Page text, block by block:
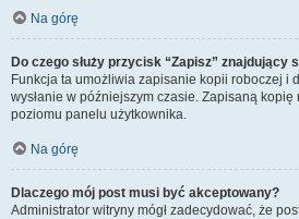
Na górę
Do czego służy przycisk “Zapisz” znajdujący
Funkcja ta umożliwia zapisanie kopii roboczej i
wysłanie w późniejszym czasie. Zapisaną
poziomu panelu użytkownika.
Na górę
Dlaczego mój post musi być akceptowany?
Administrator witryny mógł zadecydować, że